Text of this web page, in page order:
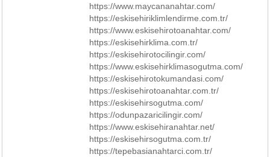
https://www.maycananahtar.com/
https://eskisehiriklimlendirme.com.tr/
https://www.eskisehirotoanahtar.com/
https://eskisehirklima.com.tr/
https://eskisehirotocilingir.com/
https://www.eskisehirklimasogutma.com/
https://eskisehirotokumandasi.com/
https://eskisehirotoanahtar.com.tr/
https://eskisehirsogutma.com/
https://odunpazaricilingir.com/
https://www.eskisehiranahtar.net/
https://eskisehirsogutma.com.tr/
https://tepebasianahtarci.com.tr/